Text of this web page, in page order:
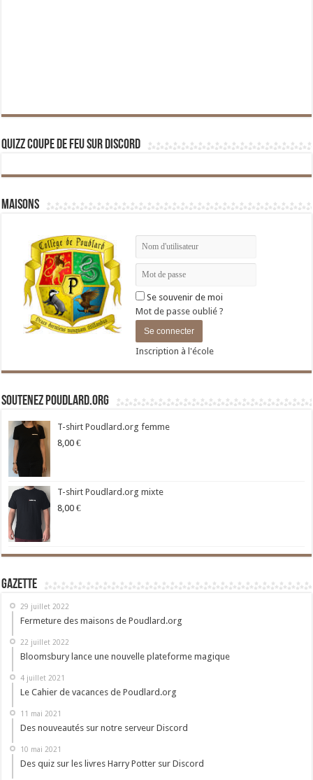
Quizz Coupe de Feu sur Discord
Maisons
Se souvenir de moi
Mot de passe oublié ?
Inscription à l'école
Soutenez Poudlard.org
T-shirt Poudlard.org femme
8,00 €
T-shirt Poudlard.org mixte
8,00 €
Gazette
29 juillet 2022
Fermeture des maisons de Poudlard.org
22 juillet 2022
Bloomsbury lance une nouvelle plateforme magique
4 juillet 2021
Le Cahier de vacances de Poudlard.org
11 mai 2021
Des nouveautés sur notre serveur Discord
10 mai 2021
Des quiz sur les livres Harry Potter sur Discord